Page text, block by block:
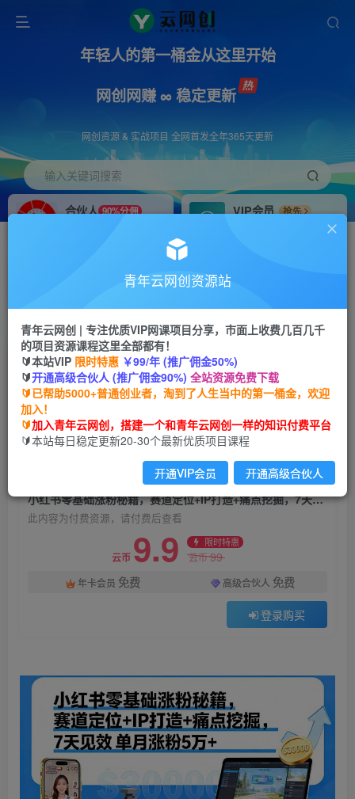
年轻人的第一桶金从这里开始
网创网赚 ∞ 稳定更新
网创资源 & 实战项目 全网首发全年365天更新
输入关键词搜索
合伙人 90%分佣
VIP会员
抢先
搭建同款网站，自己当老板
首页 创业课程 会员免费 正文
小红书零基础涨粉秘籍，赛道定位+IP打造+痛点
挖掘，7天见效 单月涨粉5万+
青年云网创
10个月前发布
关注 私信
小红书零基础涨粉秘籍，赛道定位+IP打造+痛点挖掘，7天见效 单月涨粉5万+
此内容为付费资源，请付费后查看
云币 9.9 限时特惠
云币99
年卡会员 免费 高级合伙人 免费
登录购买
青年云网创资源站
青年云网创 | 专注优质VIP网课项目分享，市面上收费几百几千
的项目资源课程这里全部都有！
🔰本站VIP 限时特惠 ￥99/年 (推广佣金50%)
🔰开通高级合伙人 (推广佣金90%) 全站资源免费下载
🔰已帮助5000+普通创业者，淘到了人生当中的第一桶金，欢迎
加入！
🔰加入青年云网创，搭建一个和青年云网创一样的知识付费平台
🔰本站每日稳定更新20-30个最新优质项目课程
开通VIP会员 开通高级合伙人